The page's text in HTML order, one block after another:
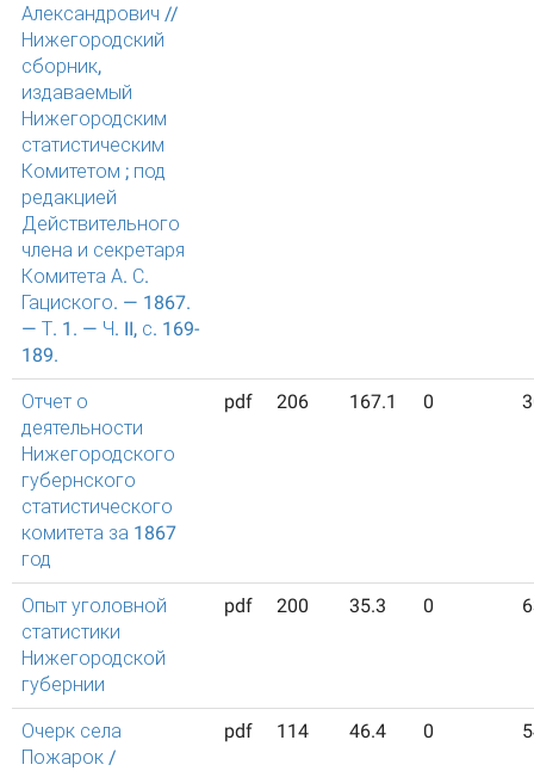
Александрович //
Нижегородский
сборник,
издаваемый
Нижегородским
статистическим
Комитетом ; под
редакцией
Действительного
члена и секретаря
Комитета А. С.
Гациского. — 1867.
— Т. 1. — Ч. II, с. 169-
189.
Отчет о
деятельности
Нижегородского
губернского
статистического
комитета за 1867
год
pdf 206 167.1 0
Опыт уголовной
статистики
Нижегородской
губернии
pdf 200 35.3 0
Очерк села
Пожарок /
pdf 114 46.4 0